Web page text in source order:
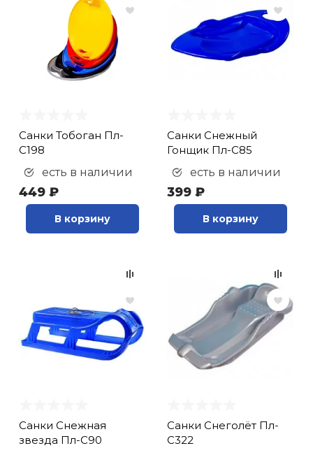
Санки Тобоган Пл-
С198
есть в наличии
449 ₽
В корзину
Санки Снежный
Гонщик Пл-С85
есть в наличии
399 ₽
В корзину
Санки Снежная
звезда Пл-С90
Санки Снеголёт Пл-
С322